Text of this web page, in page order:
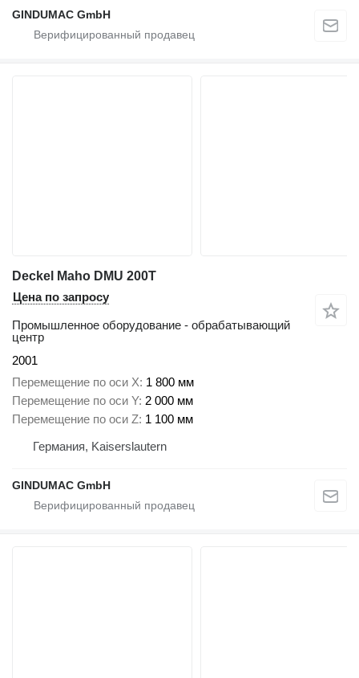
GINDUMAC GmbH
Deckel Maho DMU 200T
Цена по запросу
Промышленное оборудование - обрабатывающий
центр
2001
Перемещение по оси X 1 800 мм
Перемещение по оси Y 2 000 мм
Перемещение по оси Z 1 100 мм
Германия, Kaiserslautern
GINDUMAC GmbH